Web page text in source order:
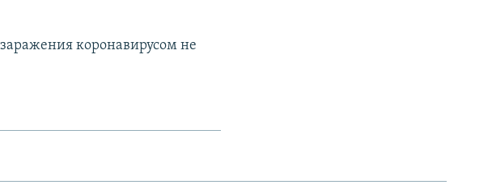
коронавирусом не